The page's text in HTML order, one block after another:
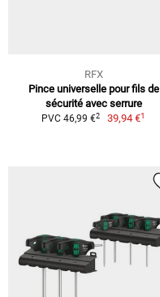
RFX
Pince universelle pour fils de
sécurité avec serrure
PVC 46,99 €2 39,94 €1